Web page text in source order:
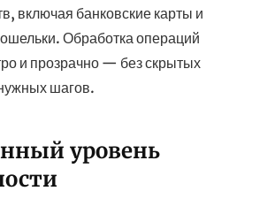
включая банковские карты и
Обработка операций
и прозрачно — без скрытых
шагов.
уровень